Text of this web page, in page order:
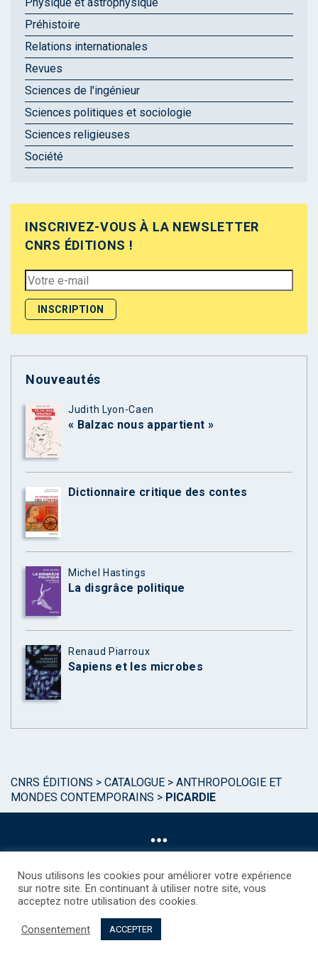
Préhistoire
Relations internationales
Revues
Sciences de l'ingénieur
Sciences politiques et sociologie
Sciences religieuses
Société
INSCRIVEZ-VOUS À LA NEWSLETTER
CNRS ÉDITIONS !
Nouveautés
Judith Lyon-Caen
« Balzac nous appartient »
Dictionnaire critique des contes
Michel Hastings
La disgrâce politique
Renaud Piarroux
Sapiens et les microbes
CNRS ÉDITIONS > CATALOGUE > ANTHROPOLOGIE ET
MONDES CONTEMPORAINS > PICARDIE
©CNRS EDITIONS 2025
Droits étrangers / Foreign rights
Nous utilisons les cookies pour améliorer votre expérience
sur notre site. En continuant à utiliser notre site, vous
acceptez notre utilisation des cookies.
Consentement ACCEPTER